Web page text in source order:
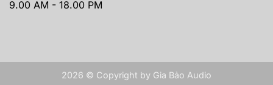
9.00 AM - 18.00 PM
2026 © Copyright by Gia Bảo Audio